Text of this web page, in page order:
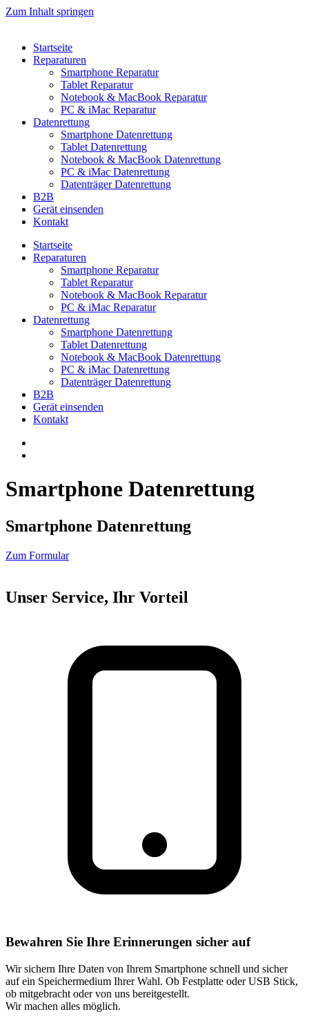
Zum Inhalt springen
Startseite
Reparaturen
Smartphone Reparatur
Tablet Reparatur
Notebook & MacBook Reparatur
PC & iMac Reparatur
Datenrettung
Smartphone Datenrettung
Tablet Datenrettung
Notebook & MacBook Datenrettung
PC & iMac Datenrettung
Datenträger Datenrettung
B2B
Gerät einsenden
Kontakt
Startseite
Reparaturen
Smartphone Reparatur
Tablet Reparatur
Notebook & MacBook Reparatur
PC & iMac Reparatur
Datenrettung
Smartphone Datenrettung
Tablet Datenrettung
Notebook & MacBook Datenrettung
PC & iMac Datenrettung
Datenträger Datenrettung
B2B
Gerät einsenden
Kontakt
Smartphone Datenrettung
Smartphone Datenrettung
Zum Formular
Unser Service, Ihr Vorteil
Bewahren Sie Ihre Erinnerungen sicher auf
Wir sichern Ihre Daten von Ihrem Smartphone schnell und sicher
auf ein Speichermedium Ihrer Wahl. Ob Festplatte oder USB Stick,
ob mitgebracht oder von uns bereitgestellt.
Wir machen alles möglich.